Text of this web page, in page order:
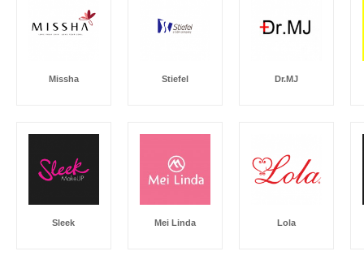
Missha Stiefel Dr.MJ
Sleek Mei Linda Lola